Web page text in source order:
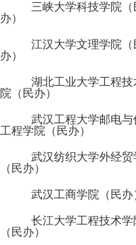
三峡大学科技学院（
办）
江汉大学文理学院（
办）
湖北工业大学工程技
院（民办）
武汉工程大学邮电与
工程学院（民办）
武汉纺织大学外经贸
（民办）
武汉工商学院（民办
长江大学工程技术学
（民办）